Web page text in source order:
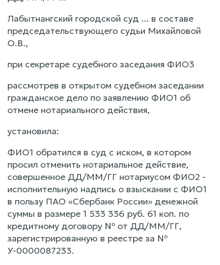
Лабытнангский городской суд ... в составе
председательствующего судьи Михайловой
О.В.,
при секретаре судебного заседания ФИО3
рассмотрев в открытом судебном заседании
гражданское дело по заявлению ФИО1 об
отмене нотариального действия,
установила:
ФИО1 обратился в суд с иском, в котором
просил отменить нотариальное действие,
совершенное ДД/ММ/ГГ нотариусом ФИО2 -
исполнительную надпись о взыскании с ФИО1
в пользу ПАО «Сбербанк России» денежной
суммы в размере 1 533 336 руб. 61 коп. по
кредитному договору № от ДД/ММ/ГГ,
зарегистрированную в реестре за №
У-0000087233.